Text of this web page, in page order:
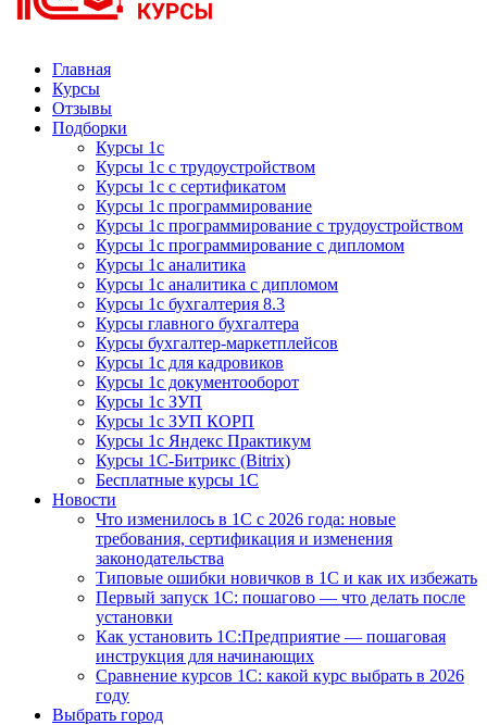
Курсы 1С
Курсы 1С официальная сертификация
Главная
Курсы
Отзывы
Подборки
Курсы 1с
Курсы 1с с трудоустройством
Курсы 1с с сертификатом
Курсы 1с программирование
Курсы 1с программирование с трудоустройством
Курсы 1с программирование с дипломом
Курсы 1с аналитика
Курсы 1с аналитика с дипломом
Курсы 1с бухгалтерия 8.3
Курсы главного бухгалтера
Курсы бухгалтер-маркетплейсов
Курсы 1с для кадровиков
Курсы 1с документооборот
Курсы 1с ЗУП
Курсы 1с ЗУП КОРП
Курсы 1с Яндекс Практикум
Курсы 1С-Битрикс (Bitrix)
Бесплатные курсы 1С
Новости
Что изменилось в 1С с 2026 года: новые
требования, сертификация и изменения
законодательства
Типовые ошибки новичков в 1С и как их избежать
Первый запуск 1С: пошагово — что делать после
установки
Как установить 1С:Предприятие — пошаговая
инструкция для начинающих
Сравнение курсов 1С: какой курс выбрать в 2026
году
Выбрать город